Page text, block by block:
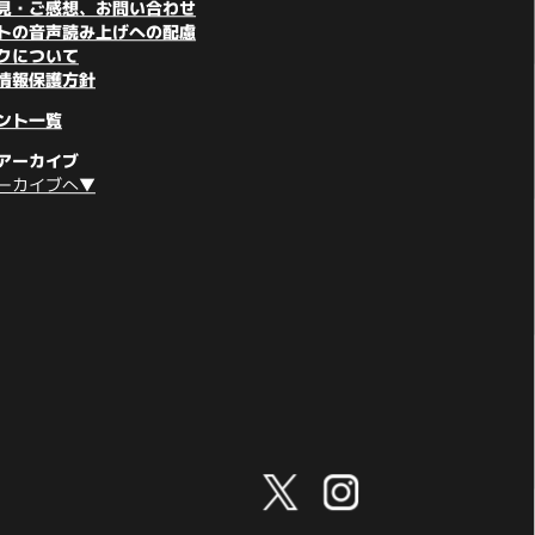
・ご感想、お問い合わせ
の音声読み上げへの配慮
について
報保護方針
ト一覧
ーカイブ
カイブへ▼